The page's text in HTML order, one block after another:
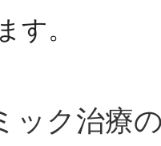
す。
ック治療